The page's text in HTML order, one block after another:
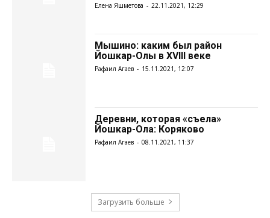
Елена Яшметова - 22.11.2021, 12:29
Мышино: каким был район
Йошкар-Олы в XVIII веке
Рафаил Агаев - 15.11.2021, 12:07
Деревни, которая «съела»
Йошкар-Ола: Коряково
Рафаил Агаев - 08.11.2021, 11:37
Загрузить больше